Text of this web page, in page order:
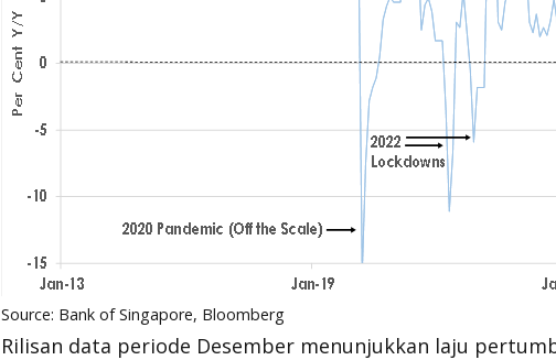
Source: Bank of Singapore, Bloomberg
Rilisan data periode Desember menunjukkan laju